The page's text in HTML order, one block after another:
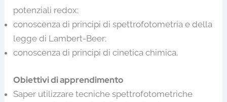
potenziali redox;
conoscenza di principi di spettrofotometria e della
legge di Lambert-Beer;
conoscenza di principi di cinetica chimica.
Obiettivi di apprendimento
Saper utilizzare tecniche spettrofotometriche